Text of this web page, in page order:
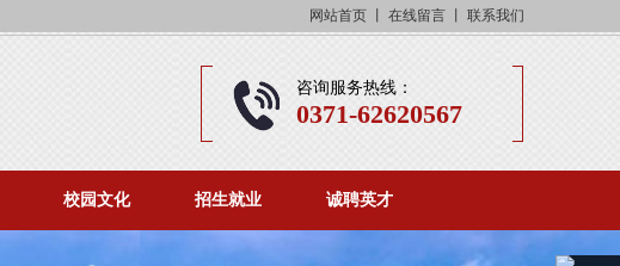
网站首页丨 在线留言丨 联系我们
咨询服务热线：
0371-62620567
校园文化 招生就业 诚聘英才